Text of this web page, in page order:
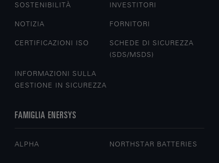
SOSTENIBILITÀ INVESTITORI
NOTIZIA FORNITORI
CERTIFICAZIONI ISO
SCHEDE DI SICUREZZA
(SDS/MSDS)
INFORMAZIONI SULLA
GESTIONE IN SICUREZZA
FAMIGLIA ENERSYS
ALPHA NORTHSTAR BATTERIES